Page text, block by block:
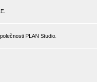
PLAN Studio.